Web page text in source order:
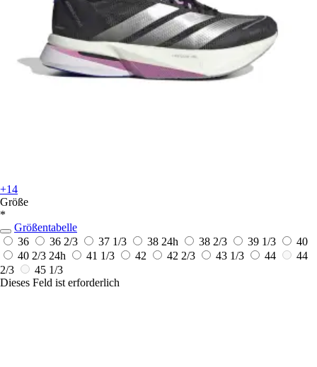
+14
Größe
*
Größentabelle
36
36 2/3 37 1/3 38 24h 38 2/3 39 1/3
40
40 2/3 24h 41 1/3 42 42 2/3 43 1/3 44
44
2/3
45 1/3
Dieses Feld ist erforderlich